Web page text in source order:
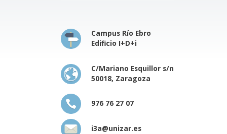
Campus Río Ebro
Edificio I+D+i
C/Mariano Esquillor s/n
50018, Zaragoza
976 76 27 07
i3a@unizar.es